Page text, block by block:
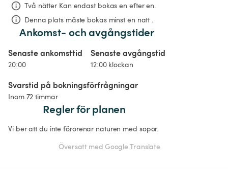
Två nätter Kan endast bokas en efter en.
Denna plats måste bokas minst en natt .
Ankomst- och avgångstider
Senaste ankomsttid
20:00
Senaste avgångstid
12:00 klockan
Svarstid på bokningsförfrågningar
Inom 72 timmar
Regler för planen
Vi ber att du inte förorenar naturen med sopor.
Översatt med Google Translate